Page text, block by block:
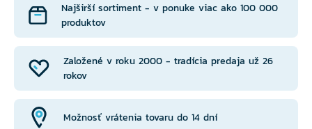
Založené v roku 2000 - tradícia predaja už 26
rokov
Možnosť vrátenia tovaru do 14 dní
Najširší sortiment - v ponuke viac ako 100 000
produktov